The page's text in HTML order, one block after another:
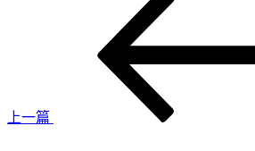
上一篇